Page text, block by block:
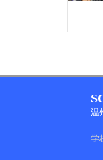
温
学